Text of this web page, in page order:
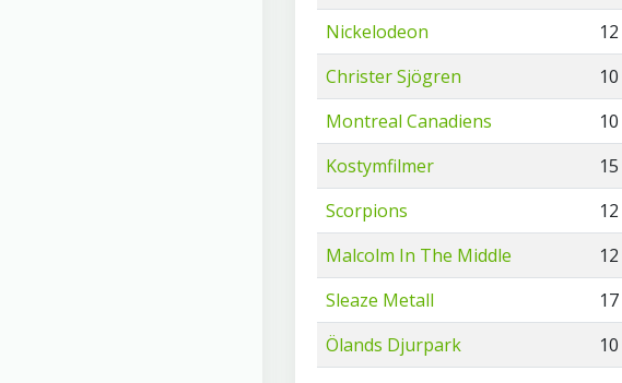
Nickelodeon
12
Christer Sjögren
10
Montreal Canadiens
10
Kostymfilmer
15
Scorpions
12
Malcolm In The Middle
12
Sleaze Metall
17
Ölands Djurpark
10